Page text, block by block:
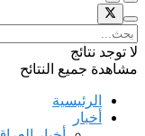
لا توجد نتائج
مشاهدة جميع النتائح
الرئيسية
أخبار